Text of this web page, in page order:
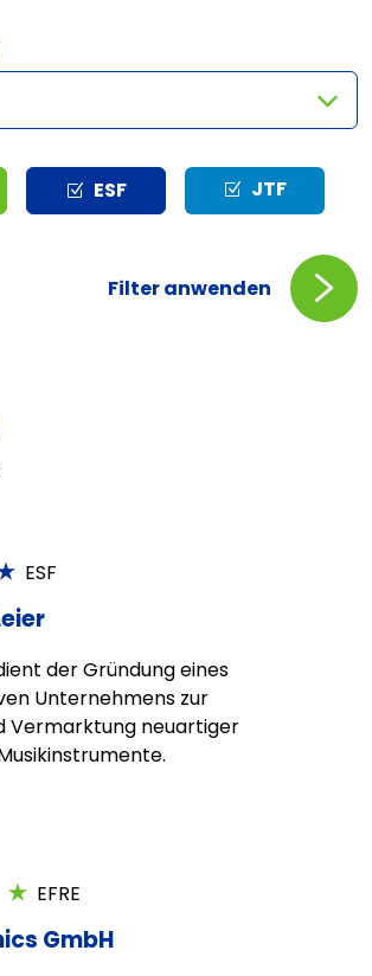
ESF JTF
Filter anwenden
ESF
der Gründung eines
Unternehmens zur
Vermarktung neuartiger
EFRE
GmbH